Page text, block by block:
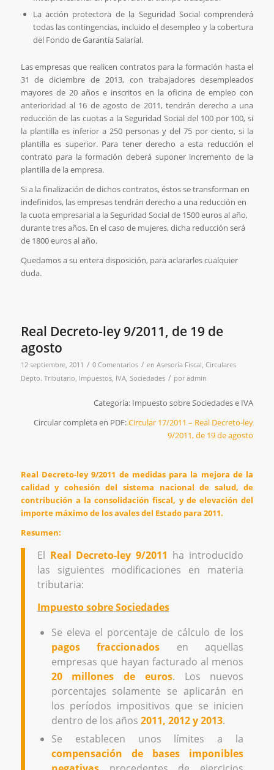
La acción protectora de la Seguridad Social comprenderá
todas las contingencias, incluido el desempleo y la cobertura
del Fondo de Garantía Salarial.
Las empresas que realicen contratos para la formación hasta el
31 de diciembre de 2013, con trabajadores desempleados
mayores de 20 años e inscritos en la oficina de empleo con
anterioridad al 16 de agosto de 2011, tendrán derecho a una
reducción de las cuotas a la Seguridad Social del 100 por 100, si
la plantilla es inferior a 250 personas y del 75 por ciento, si la
plantilla es superior. Para tener derecho a esta reducción el
contrato para la formación deberá suponer incremento de la
plantilla de la empresa.
Si a la finalización de dichos contratos, éstos se transforman en
indefinidos, las empresas tendrán derecho a una reducción en
la cuota empresarial a la Seguridad Social de 1500 euros al año,
durante tres años. En el caso de mujeres, dicha reducción será
de 1800 euros al año.
Quedamos a su entera disposición, para aclararles cualquier
duda.
Real Decreto-ley 9/2011, de 19 de
agosto
12 septiembre, 2011 / 0 Comentarios / en Asesoría Fiscal, Circulares
Depto. Tributario, Impuestos, IVA, Sociedades / poradmin
Categoría: Impuesto sobre Sociedades e IVA
Circular completa en PDF:Circular 17/2011 – Real Decreto-ley
9/2011, de 19 de agosto
Real Decreto-ley 9/2011 de medidas para la mejora de la
calidad y cohesión del sistema nacional de salud, de
contribución a la consolidación fiscal, y de elevación del
importe máximo de los avales del Estado para 2011.
Resumen:
El Real Decreto-ley 9/2011 ha introducido
las siguientes modificaciones en materia
tributaria:
Impuesto sobre Sociedades
Se eleva el porcentaje de cálculo de los
pagos fraccionados en aquellas
empresas que hayan facturado al menos
20 millones de euros. Los nuevos
porcentajes solamente se aplicarán en
los períodos impositivos que se inicien
dentro de los años 2011, 2012 y 2013.
Se establecen unos límites a la
compensación de bases imponibles